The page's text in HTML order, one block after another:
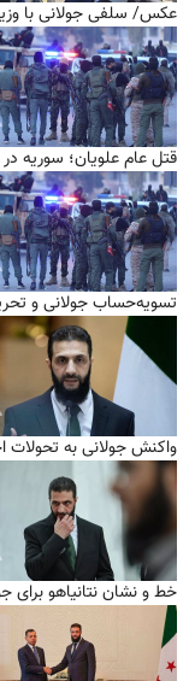
عکس/ سلفی جولانی با وزیر
قتل عام علويان؛ سوريه
تسویه‌حساب جولانی و
واکنش جولانی به تحولات
خط و نشان نتانیاهو برای